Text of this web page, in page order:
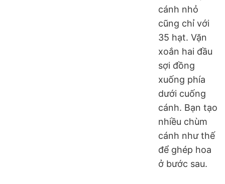
cánh nhỏ
cũng chỉ với
35 hạt. Vặn
xoắn hai đầu
sợi đồng
xuống phía
dưới cuống
cánh. Bạn tạo
nhiều chùm
cánh như thế
để ghép hoa
ở bước sau.